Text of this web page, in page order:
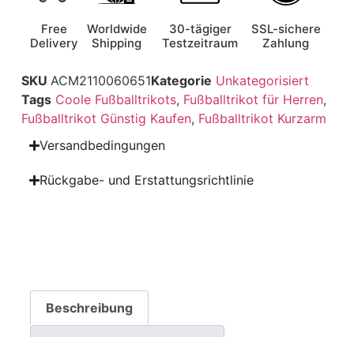
Free
Delivery
Worldwide
Shipping
30-tägiger
Testzeitraum
SSL-sichere
Zahlung
SKU ACM2110060651Kategorie Unkategorisiert
Tags Coole Fußballtrikots, Fußballtrikot für Herren,
Fußballtrikot Günstig Kaufen, Fußballtrikot Kurzarm
Versandbedingungen
Rückgabe- und Erstattungsrichtlinie
Beschreibung